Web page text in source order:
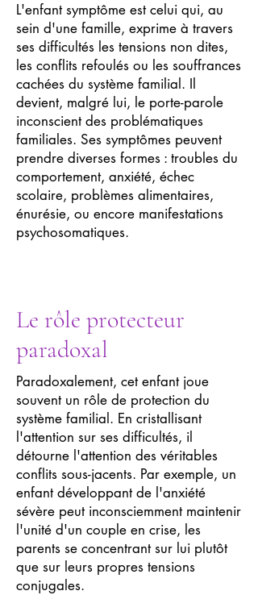
L'enfant symptôme est celui qui, au
sein d'une famille, exprime à travers
ses difficultés les tensions non dites,
les conflits refoulés ou les souffrances
cachées du système familial. Il
devient, malgré lui, le porte-parole
inconscient des problématiques
familiales. Ses symptômes peuvent
prendre diverses formes : troubles du
comportement, anxiété, échec
scolaire, problèmes alimentaires,
énurésie, ou encore manifestations
psychosomatiques.
Le rôle protecteur
paradoxal
Paradoxalement, cet enfant joue
souvent un rôle de protection du
système familial. En cristallisant
l'attention sur ses difficultés, il
détourne l'attention des véritables
conflits sous-jacents. Par exemple, un
enfant développant de l'anxiété
sévère peut inconsciemment maintenir
l'unité d'un couple en crise, les
parents se concentrant sur lui plutôt
que sur leurs propres tensions
conjugales.